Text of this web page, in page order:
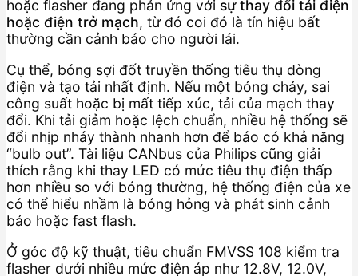
hoặc flasher đang phản ứng với sự thay đổi tải điện
hoặc điện trở mạch, từ đó coi đó là tín hiệu bất
thường cần cảnh báo cho người lái.
Cụ thể, bóng sợi đốt truyền thống tiêu thụ dòng
điện và tạo tải nhất định. Nếu một bóng cháy, sai
công suất hoặc bị mất tiếp xúc, tải của mạch thay
đổi. Khi tải giảm hoặc lệch chuẩn, nhiều hệ thống sẽ
đổi nhịp nháy thành nhanh hơn để báo có khả năng
“bulb out”. Tài liệu CANbus của Philips cũng giải
thích rằng khi thay LED có mức tiêu thụ điện thấp
hơn nhiều so với bóng thường, hệ thống điện của xe
có thể hiểu nhầm là bóng hỏng và phát sinh cảnh
báo hoặc fast flash.
Ở góc độ kỹ thuật, tiêu chuẩn FMVSS 108 kiểm tra
flasher dưới nhiều mức điện áp như 12.8V, 12.0V,